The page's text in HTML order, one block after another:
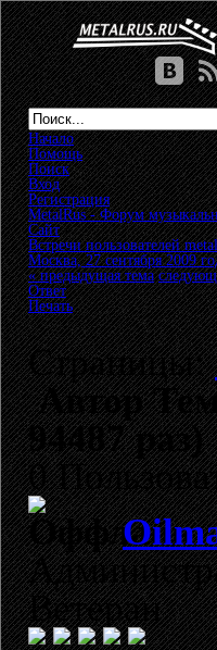
Начало
Помощь
Поиск
Вход
Регистрация
MetalRus - Форум
Сайт»
Встречи пользователей
Москва, 27 сентября 2009
« предыдущая тема
Ответ
Печать
Страницы:
Автор
94487 раз)
0
Ветеран